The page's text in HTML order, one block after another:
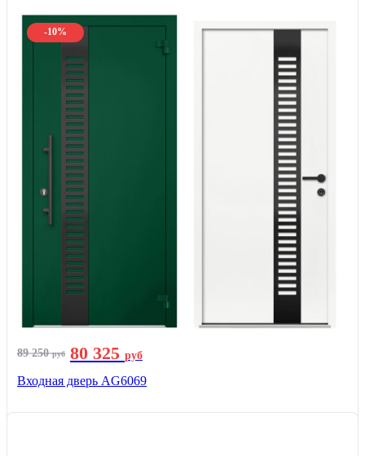
-10%
89 250руб 80 325 руб
Входная дверь AG6069